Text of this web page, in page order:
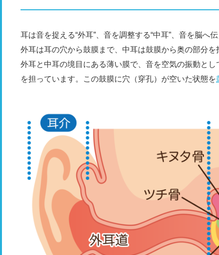
耳は音を捉える“外耳”、音を調整する“中耳”、音を脳へ
外耳は耳の穴から鼓膜まで、中耳は鼓膜から奥の部分
外耳と中耳の境目にある薄い膜で、音を空気の振動と
を担っています。この鼓膜に穴（穿孔）が空いた状態を